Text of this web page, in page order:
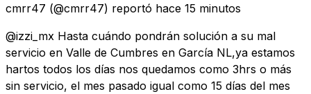
cmrr47 (@cmrr47) reportó hace 15 minutos
@izzi_mx Hasta cuándo pondrán solución a su mal
servicio en Valle de Cumbres en García NL,ya estamos
hartos todos los días nos quedamos como 3hrs o más
sin servicio, el mes pasado igual como 15 días del mes